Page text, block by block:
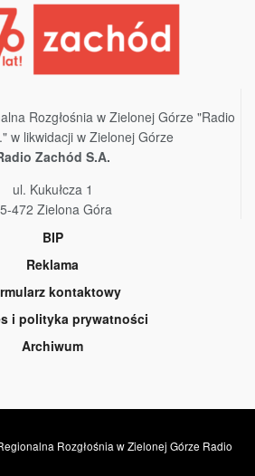
Rozgłośnia w Zielonej Górze "Radio
w likwidacji w Zielonej Górze
Zachód S.A.
ul. Kukułcza 1
472 Zielona Góra
BIP
Reklama
kontaktowy
i polityka prywatności
Archiwum
Rozgłośnia w Zielonej Górze Radio